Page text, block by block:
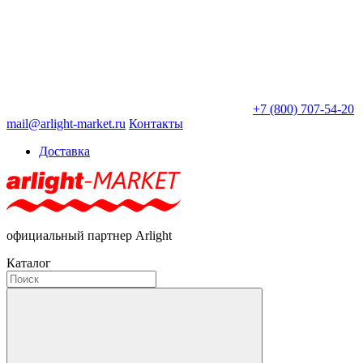
+7 (800) 707-54-20
mail@arlight-market.ru Контакты
Доставка
официальный партнер Arlight
Каталог